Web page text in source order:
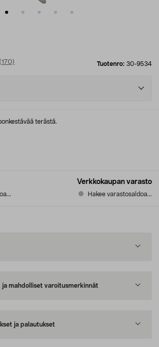
Tuotenro: 30-9534
(170)
Verkkokaupan varasto
Hakee varastosaldoa...
terästä.
mahdolliset varoitusmerkinnät
ja palautukset